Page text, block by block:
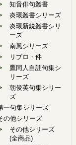
知音俳句叢書
炎環叢書シリーズ
炎環新鋭叢書シリ
ーズ
南風シリーズ
リブロ・件
鷹同人自註句集シ
リーズ
朝俊英句集シリー
ズ
一句集シリーズ
の他シリーズ
その他シリーズ
(全商品)